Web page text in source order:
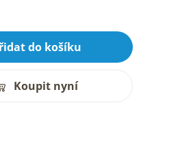
do košíku
Koupit nyní